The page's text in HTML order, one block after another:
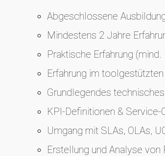
Abgeschlossene
Mindestens 2 Jahre
Praktische Erfahrung
Erfahrung im
Grundlegendes
KPI‑Definitionen &
Umgang mit SLAs, OLAs,
Erstellung und Analyse